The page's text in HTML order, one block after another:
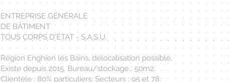
ENTREPRISE GÉNÉRALE
DE BÂTIMENT
TOUS CORPS D'ÉTAT - S.A.S.U.
Région Enghien les Bains, délocalisation possible.
Existe depuis 2015. Bureau/stockage : 50m2.
Clientèle : 80% particuliers. Secteurs : 95 et 78.